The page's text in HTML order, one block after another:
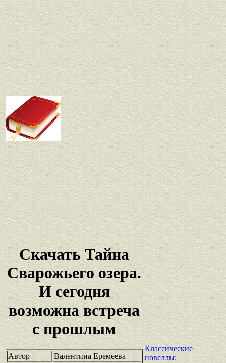
Скачать Тайна
Сварожьего озера.
И сегодня
возможна встреча
с прошлым
Автор Валентина Еремеева
Классические
новеллы: